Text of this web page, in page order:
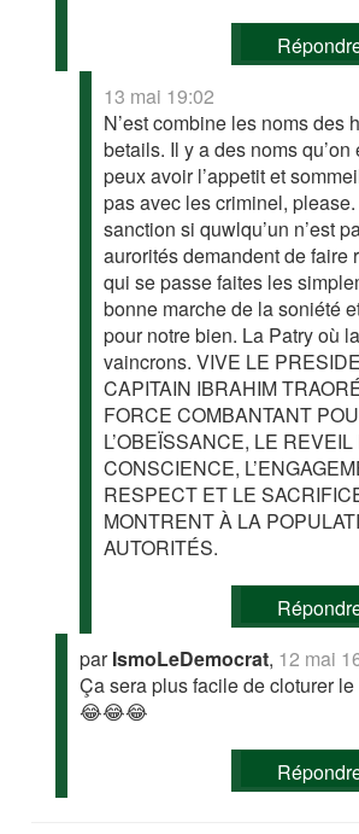
13 mai 19:02
N’est combine les noms des
betails. Il y a des noms qu’on
peux avoir l’appetit et
pas avec les criminel,
sanction si quwlqu’un n’est
aurorités demandent de faire
qui se passe faites les
bonne marche de la soniété
pour notre bien. La Patry où
vaincrons. VIVE LE
CAPITAIN IBRAHIM
FORCE COMBANTANT
L’OBEÏSSANCE, LE
CONSCIENCE,
RESPECT ET LE
MONTRENT À LA
AUTORITÉS.
parIsmoLeDemocrat, 12 mai
Ça sera plus facile de cloturer
😂😂😂